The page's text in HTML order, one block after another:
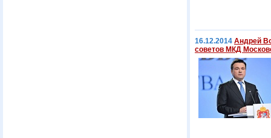
16.12.2014 Андрей
советов МКД